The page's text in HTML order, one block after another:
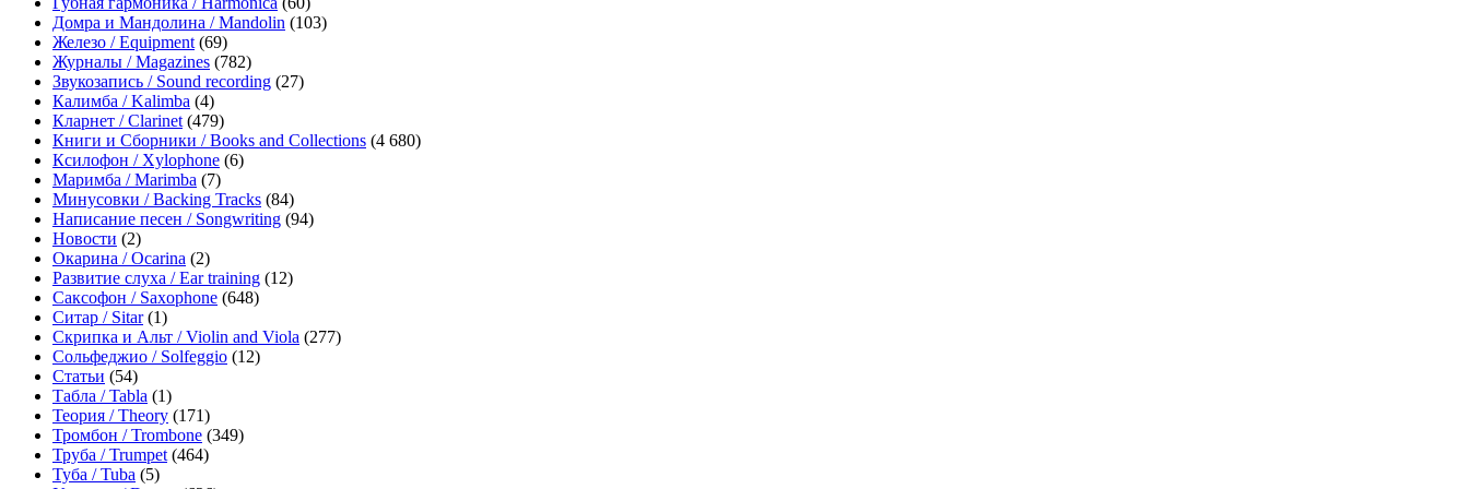
Домра и Мандолина / Mandolin (103)
Железо / Equipment (69)
Журналы / Magazines (782)
Звукозапись / Sound recording (27)
Калимба / Kalimba (4)
Кларнет / Clarinet (479)
Книги и Сборники / Books and Collections (4 680)
Ксилофон / Xylophone (6)
Маримба / Marimba (7)
Минусовки / Backing Tracks (84)
Написание песен / Songwriting (94)
Новости (2)
Окарина / Ocarina (2)
Развитие слуха / Ear training (12)
Саксофон / Saxophone (648)
Ситар / Sitar(1)
Скрипка и Альт / Violin and Viola (277)
Сольфеджио / Solfeggio (12)
Статьи (54)
Табла / Tabla (1)
Теория / Theory (171)
Тромбон / Trombone (349)
Труба / Trumpet (464)
Туба / Tuba (5)